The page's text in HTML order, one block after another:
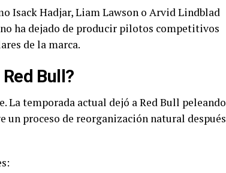
Isack Hadjar, Liam Lawson o Arvid Lindblad
ha dejado de producir pilotos competitivos
de la marca.
Bull?
temporada actual dejó a Red Bull peleando
un proceso de reorganización natural después